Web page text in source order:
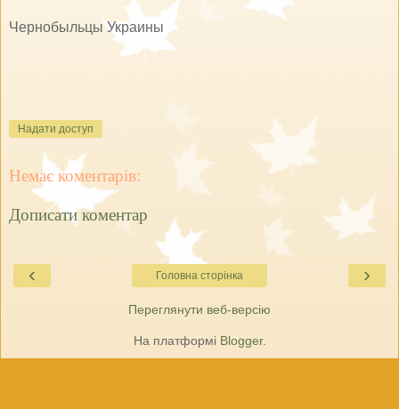
Чернобыльцы Украины
Надати доступ
Немає коментарів:
Дописати коментар
‹ ›
Головна сторінка
Переглянути веб-версію
На платформі Blogger.